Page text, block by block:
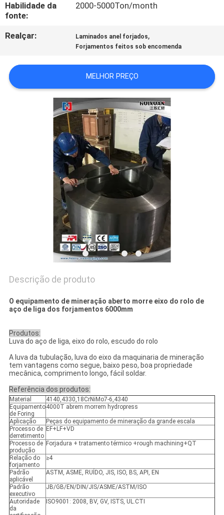
PRIVACY
POLICY
Habilidade da
fonte:
2000-5000Ton/month
Realçar: Laminados anel forjados,
Forjamentos feitos sob encomenda
MELHOR PREÇO
Descrição de produto
O equipamento de mineração aberto morre eixo do rolo de
aço de liga dos forjamentos 6000mm
Produtos:
Luva do aço de liga, eixo do rolo, escudo do rolo
A luva da tubulação, luva do eixo da maquinaria de mineração
tem vantagens como segue, baixo peso, boa propriedade
mecânica, comprimento longo, fácil soldar.
Referência dos produtos:
Material
4140,4330,18CrNiMo7-6,4340
Equipamento
de Foring
4000T abrem morrem hydropress
Aplicação
Peças do equipamento de mineração da grande escala
Processo de
derretimento
EF+LF+VD
Processo de
produção
Forjadura + tratamento térmico +rough machining+QT
Relação do
forjamento
≥4
Padrão
aplicável
ASTM, ASME, RUÍDO, JIS, ISO, BS, API, EN
Padrão
executivo
JB/GB/EN/DIN/JIS/ASME/ASTM/ISO
Autoridade
da
ISO9001: 2008, BV, GV, ISTS, UL.CTI